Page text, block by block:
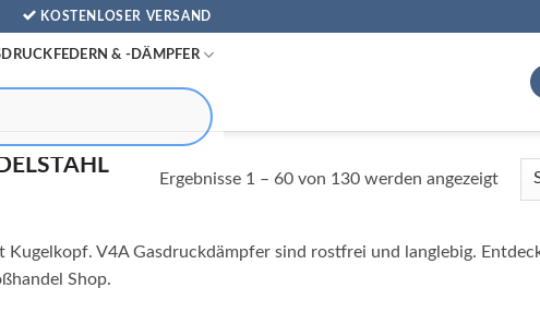
KOSTENLOSER VERSAND
& -DÄMPFER
Ergebnisse 1 – 60 von 130 werden angezeigt
Kugelkopf. V4A Gasdruckdämpfer sind rostfrei und langlebig.
Shop.